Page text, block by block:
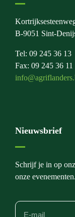
B-9051 Sint-
Tel: 09 245 36 13
Fax: 09 245 36 11
Nieuwsbrief
Schrijf je in op
onze evenementen.